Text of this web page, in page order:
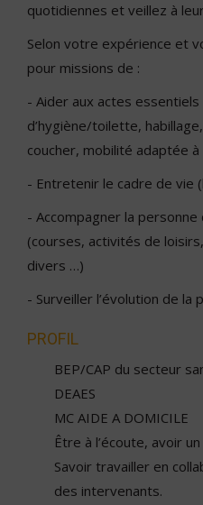
quotidiennes et veillez à
Selon votre expérience et
pour missions de :
- Aider aux actes
d’hygiène/toilette,
coucher, mobilité adaptée
- Entretenir le cadre de vie
- Accompagner la personne
(courses, activités de
divers …)
- Surveiller l’évolution de la
PROFIL
BEP/CAP du secteur
DEAES
MC AIDE A DOMICILE
Être à l’écoute, avoir
Savoir travailler en
des intervenants.